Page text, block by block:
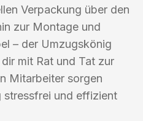
Verpackung über den
zur Montage und
– der Umzugskönig
mit Rat und Tat zur
Mitarbeiter sorgen
stressfrei und effizient